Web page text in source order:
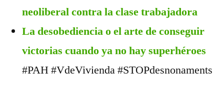
neoliberal contra la clase trabajadora
La desobediencia o el arte de conseguir
victorias cuando ya no hay superhéroes
#PAH #VdeVivienda #STOPdesnonaments